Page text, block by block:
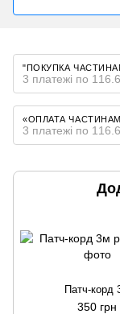
"ПОКУПКА
3 платежі по
«ОПЛАТА
3 платежі по
Патч-корд
350 грн